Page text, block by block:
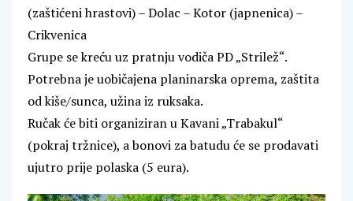
(zaštićeni hrastovi) – Dolac – Kotor (japnenica) –
Crikvenica
Grupe se kreću uz pratnju vodiča PD „Strilež“.
Potrebna je uobičajena planinarska oprema, zaštita
od kiše/sunca, užina iz ruksaka.
Ručak će biti organiziran u Kavani „Trabakul“
(pokraj tržnice), a bonovi za batudu će se prodavati
ujutro prije polaska (5 eura).